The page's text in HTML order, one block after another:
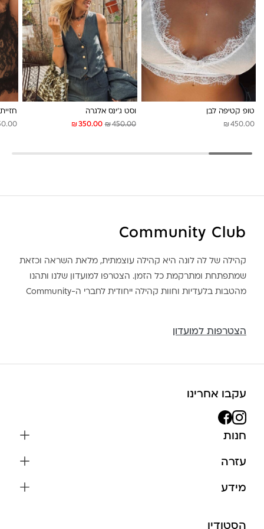
טופ קטיפה לבן
₪ 450.00
וסט ג’ינס אלגרה
₪350.00 ₪450.00
Community Club
קהילה של לה לונה היא קהילה עוצמתית, מלאת השראה וכזאת
שמתפתחת ומתרקמת כל הזמן. הצטרפו למועדון שלנו ותהנו
מהטבות בלעדיות וחוות קהילה ייחודית לחברי ה-Community
הצטרפות למועדון
עקבו אחרינו
חנות
צמידים
עזרה
מידע
שמירה על התכשיטים
הסטודיו